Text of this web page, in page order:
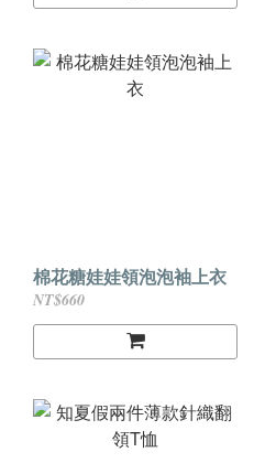
棉花糖娃娃領泡泡袖上衣
NT$660